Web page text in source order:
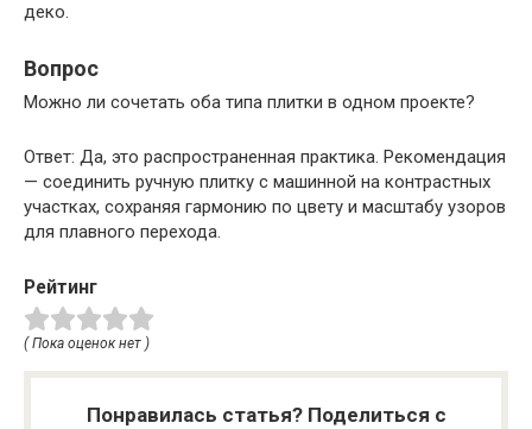
деко.
Вопрос
Можно ли сочетать оба типа плитки в одном проекте?
Ответ: Да, это распространенная практика. Рекомендация
— соединить ручную плитку с машинной на контрастных
участках, сохраняя гармонию по цвету и масштабу узоров
для плавного перехода.
Рейтинг
( Пока оценок нет )
Понравилась статья? Поделиться с